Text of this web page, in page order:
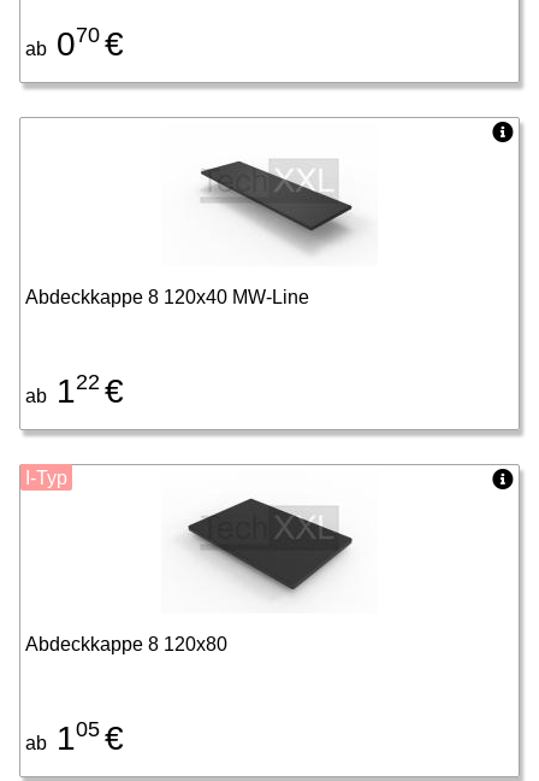
ab 070 €
Abdeckkappe 8 120x40 MW-Line
ab 122 €
Abdeckkappe 8 120x80
ab 105 €
I-Typ